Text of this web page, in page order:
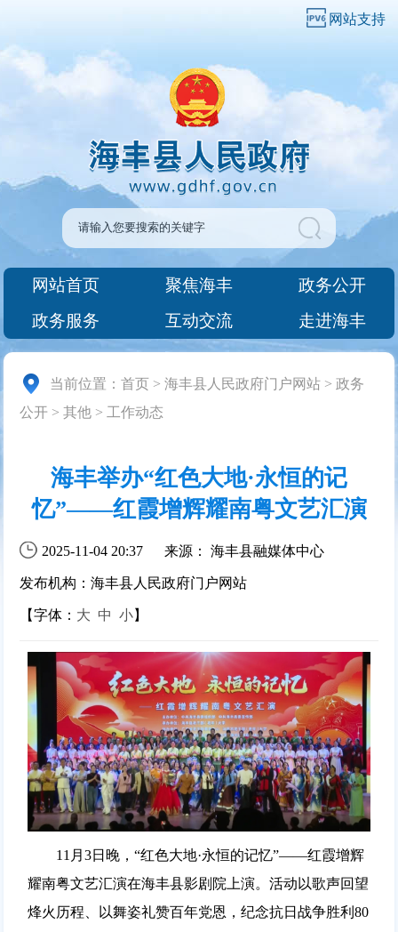
网站支持
网站首页 聚焦海丰
政务公开
政务服务
互动交流 走进海丰
当前位置：首页 >海丰县人民政府门户网站 >政务
公开 >其他 > 工作动态
海丰举办“红色大地·永恒的记
忆”——红霞增辉耀南粤文艺汇演
2025-11-04 20:37 来源： 海丰县融媒体中心
发布机构：海丰县人民政府门户网站
【字体： 大 中 小】
11月3日晚，“红色大地·永恒的记忆”——红霞增辉
耀南粤文艺汇演在海丰县影剧院上演。活动以歌声回望
烽火历程、以舞姿礼赞百年党恩，纪念抗日战争胜利80